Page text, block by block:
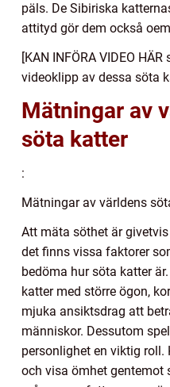
päls. De Sibiriska
attityd gör dem också
[KAN INFÖRA VIDEO
videoklipp av dessa söta
Mätningar av
söta katter
:
Mätningar av världens
Att mäta söthet är
det finns vissa faktorer
bedöma hur söta katter
katter med större ögon,
mjuka ansiktsdrag att
människor. Dessutom
personlighet en viktig
och visa ömhet gentemot